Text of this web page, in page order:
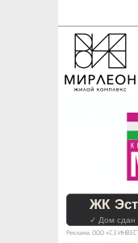
На
ЖК
✓ Дом сдан
Реклама. ООО «СЗ